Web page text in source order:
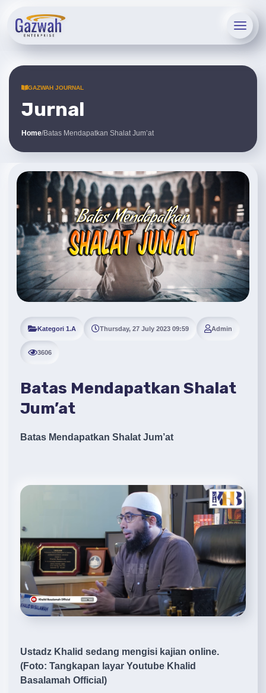
GAZWAH JOURNAL
Jurnal
Home/Batas Mendapatkan Shalat Jum’at
Kategori 1.A Thursday, 27 July 2023 09:59 Admin
3606
Batas Mendapatkan Shalat
Jum’at
Batas Mendapatkan Shalat Jum’at
Ustadz Khalid sedang mengisi kajian online.
(Foto: Tangkapan layar Youtube Khalid
Basalamah Official)